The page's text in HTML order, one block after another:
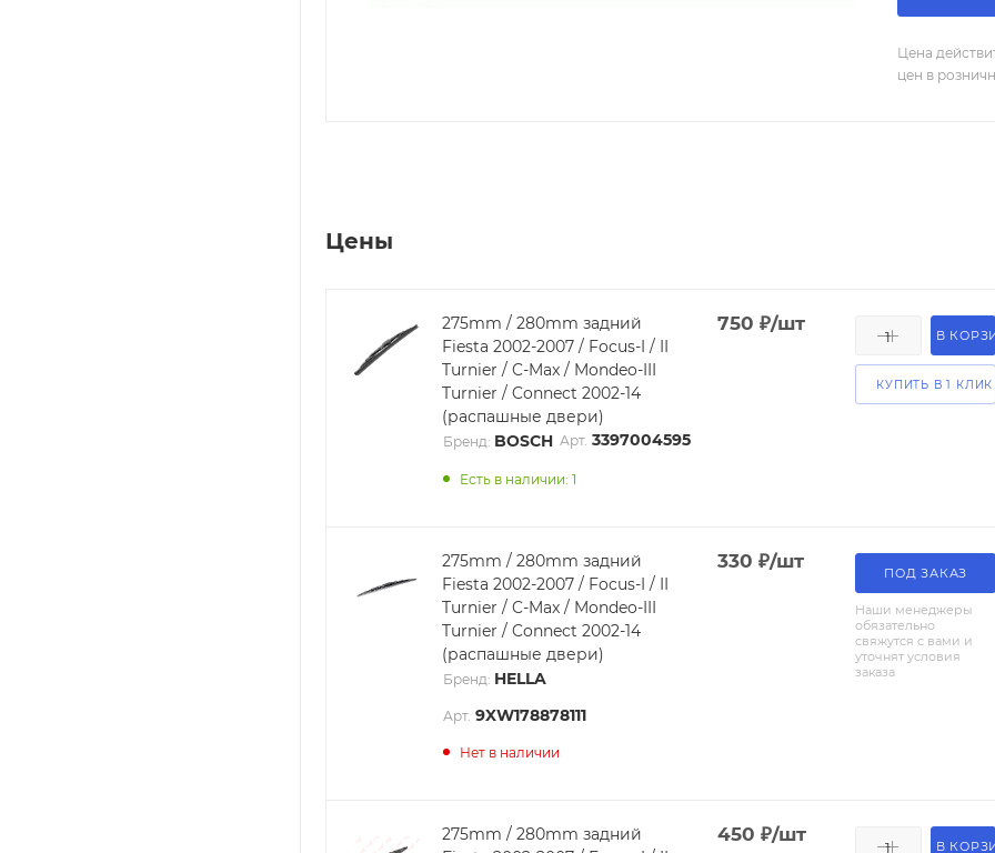
Цена
цен в
Цены
275mm / 280mm задний
Fiesta 2002-2007 / Focus-I / II
Turnier / C-Max / Mondeo-III
Turnier / Connect 2002-14
(распашные двери)
Бренд: BOSCH Арт. 3397004595
Есть в наличии: 1
750 ₽/шт
В
КУПИТЬ В 1 КЛИК
275mm / 280mm задний
Fiesta 2002-2007 / Focus-I / II
Turnier / C-Max / Mondeo-III
Turnier / Connect 2002-14
(распашные двери)
Бренд: HELLA
Арт. 9XW178878111
Нет в наличии
330 ₽/шт
ПОД ЗАКАЗ
Наши менеджеры
обязательно
свяжутся с вами и
уточнят условия
заказа
275mm / 280mm задний
450 ₽/шт
В